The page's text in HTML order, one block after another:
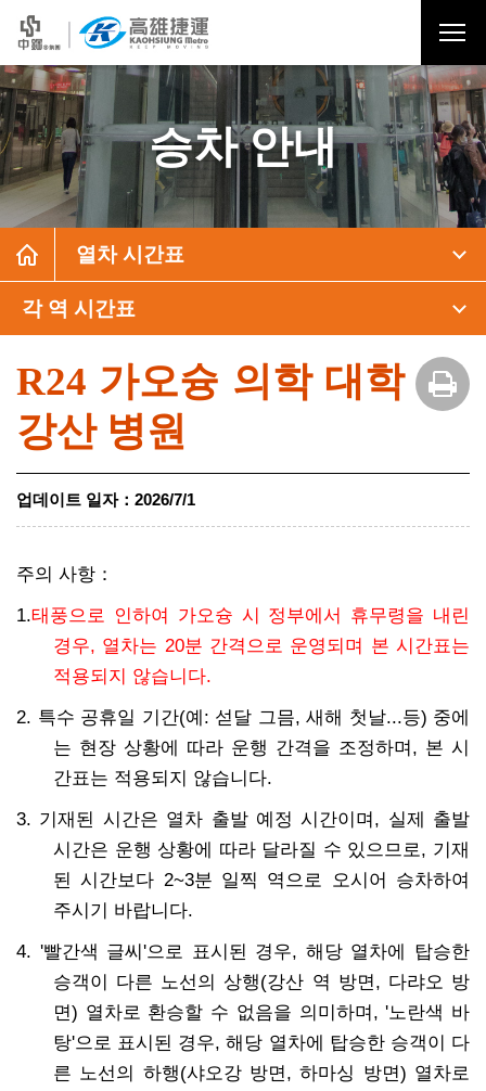
승차 안내
열차 시간표
각 역 시간표
R24 가오슝 의학 대학
강산 병원
업데이트 일자： 2026/7/1
주의 사항 ：
1.태풍으로 인하여 가오슝 시 정부에서 휴무령을 내린
경우, 열차는 20분 간격으로 운영되며 본 시간표는
적용되지 않습니다.
2. 특수 공휴일 기간(예: 섣달 그믐, 새해 첫날...등) 중에
는 현장 상황에 따라 운행 간격을 조정하며, 본 시
간표는 적용되지 않습니다.
3. 기재된 시간은 열차 출발 예정 시간이며, 실제 출발
시간은 운행 상황에 따라 달라질 수 있으므로, 기재
된 시간보다 2~3분 일찍 역으로 오시어 승차하여
주시기 바랍니다.
4. '빨간색 글씨'으로 표시된 경우, 해당 열차에 탑승한
승객이 다른 노선의 상행(강산 역 방면, 다랴오 방
면) 열차로 환승할 수 없음을 의미하며, '노란색 바
탕'으로 표시된 경우, 해당 열차에 탑승한 승객이 다
른 노선의 하행(샤오강 방면, 하마싱 방면) 열차로